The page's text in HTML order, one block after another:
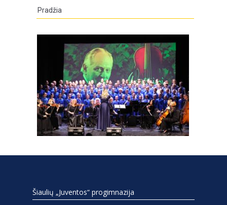
Pradžia
Šiaulių „Juventos“ progimnazija